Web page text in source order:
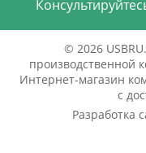
© 2026
производственной
Интернет-магазин
с
Разработка